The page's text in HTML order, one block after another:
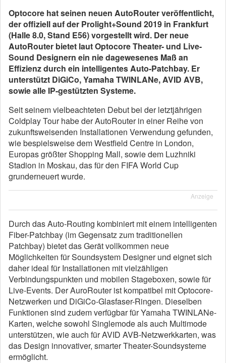
Optocore hat seinen neuen AutoRouter veröffentlicht,
der offiziell auf der Prolight+Sound 2019 in Frankfurt
(Halle 8.0, Stand E56) vorgestellt wird. Der neue
AutoRouter bietet laut Optocore Theater- und Live-
Sound Designern ein nie dagewesenes Maß an
Effizienz durch ein intelligentes Auto-Patchbay. Er
unterstützt DiGiCo, Yamaha TWINLANe, AVID AVB,
sowie alle IP-gestützten Systeme.
Seit seinem vielbeachteten Debut bei der letztjährigen
Coldplay Tour habe der AutoRouter in einer Reihe von
zukunftsweisenden Installationen Verwendung gefunden,
wie bespielsweise dem Westfield Centre in London,
Europas größter Shopping Mall, sowie dem Luzhniki
Stadion in Moskau, das für den FIFA World Cup
grunderneuert wurde.
Anzeige
Durch das Auto-Routing kombiniert mit einem intelligenten
Fiber-Patchbay (im Gegensatz zum traditionellen
Patchbay) bietet das Gerät vollkommen neue
Möglichkeiten für Soundsystem Designer und eignet sich
daher ideal für Installationen mit vielzähligen
Verbindungspunkten und mobilen Stageboxen, sowie für
Live-Events. Der AuroRouter ist kompatibel mit Optocore-
Netzwerken und DiGiCo-Glasfaser-Ringen. Dieselben
Funktionen sind zudem verfügbar für Yamaha TWINLANe-
Karten, welche sowohl Singlemode als auch Multimode
unterstützen, wie auch für AVID AVB-Netzwerkkarten, was
das Design innovativer, smarter Theater-Soundsysteme
ermöglicht.